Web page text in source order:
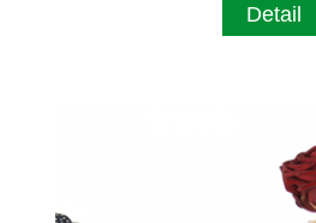
Detail